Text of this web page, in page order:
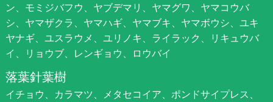
ン、モミジバフウ、ヤブデマリ、ヤマグワ、ヤマコウバ
シ、ヤマザクラ、ヤマハギ、ヤマブキ、ヤマボウシ、ユキ
ヤナギ、ユスラウメ、ユリノキ、ライラック、リキュウバ
イ、リョウブ、レンギョウ、ロウバイ
落葉針葉樹
イチョウ、カラマツ、メタセコイア、ポンドサイプレス、